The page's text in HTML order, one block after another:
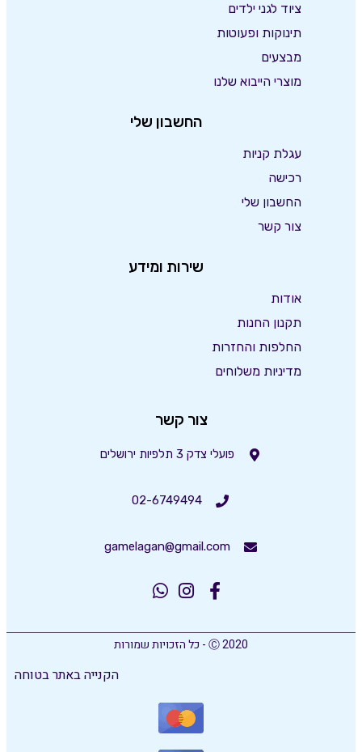
ציוד לגני ילדים
תינוקות ופעוטות
מבצעים
מוצרי הייבוא שלנו
החשבון שלי
עגלת קניות
רכישה
החשבון שלי
צור קשר
שירות ומידע
אודות
תקנון החנות
החלפות והחזרות
מדיניות משלוחים
צור קשר
פועלי צדק 3 תלפיות ירושלים
02-6749494
gamelagan@gmail.com
Ⓒ 2020 - כל הזכויות שמורות
הקנייה באתר בטוחה